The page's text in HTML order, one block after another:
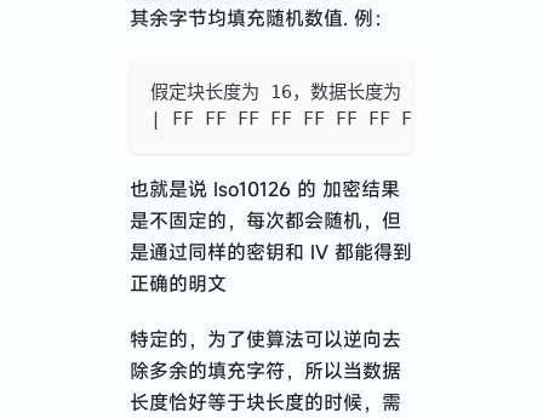
其余字节均填充随机数值. 例：
假定块长度为 16，数据长度为 9,则填充字
| FF FF FF FF FF FF FF FF FF 73 68
也就是说 Iso10126 的 加密结果
是不固定的，每次都会随机，但
是通过同样的密钥和 IV 都能得到
正确的明文
特定的，为了使算法可以逆向去
除多余的填充字符，所以当数据
长度恰好等于块长度的时候，需